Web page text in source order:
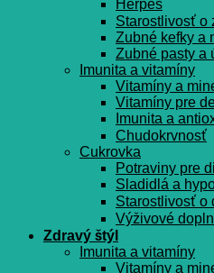
Herpes
Starostlivosť o
Zubné kefky a
Zubné pasty a
Imunita a vitamíny
Vitamíny a
Vitamíny pre
Imunita a
Chudokrvnosť
Cukrovka
Potraviny pre
Sladidlá a
Starostlivosť o
Výživové
Zdravý štýl
Imunita a vitamíny
Vitamíny a